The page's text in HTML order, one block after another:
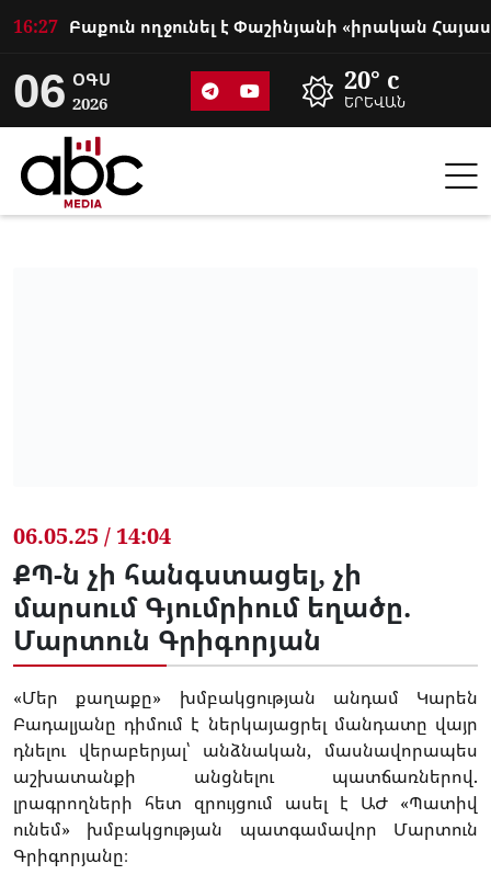
16:27
06 ՕԳՍ
2026
20° c
ԵՐԵՎԱՆ
06.05.25 / 14:04
ՔՊ-ն չի հանգստացել, չի
մարսում Գյումրիում եղածը.
Մարտուն Գրիգորյան
«Մեր քաղաքը» խմբակցության անդամ Կարեն
Բադալյանը դիմում է ներկայացրել մանդատը վայր
դնելու վերաբերյալ՝ անձնական, մասնավորապես
աշխատանքի անցնելու պատճառներով.
լրագրողների հետ զրույցում ասել է ԱԺ «Պատիվ
ունեմ» խմբակցության պատգամավոր Մարտուն
Գրիգորյանը։